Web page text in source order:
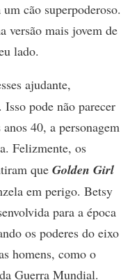
cão superpoderoso.
versão mais jovem de
lado.
ajudante,
pode não parecer
40, a personagem
Felizmente, os
que Golden Girl
em perigo. Betsy
para a época
os poderes do eixo
homens, como o
Guerra Mundial.